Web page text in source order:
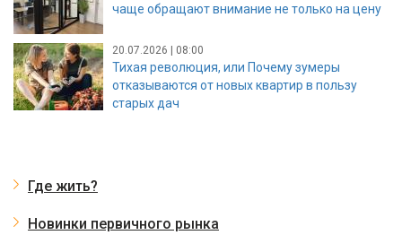
чаще обращают внимание не только на цену
20.07.2026 | 08:00
Тихая революция, или Почему зумеры
отказываются от новых квартир в пользу
старых дач
Где жить?
Новинки первичного рынка